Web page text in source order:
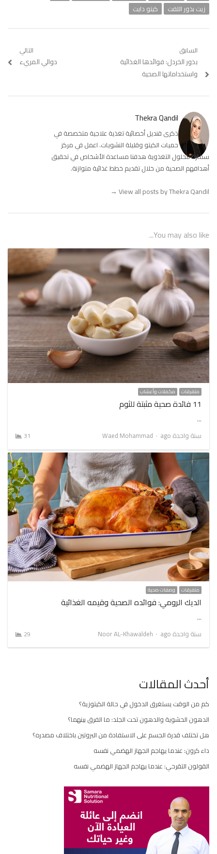
زيت بذور اللفت
كيتو دايت
تصفّح
المقالات
السابق
Previous
post:
بذور الخردل: فوائدها الغذائية
واستخداماتها الصحية
التالي
Next
دوالي المريء
Thekra Qandil
ذكرى قنديل أخصائية تغذية علاجية متخصصة في
حميات الكيتو وقليلة النشويات. اعمل في مركز
سمارة للحلول التغذوية هدفنا مساعدة الأشخاص في تحقيق
أهدافهم الصحية من خلال تقديم خطط غذائية متوازنة.
View all posts by Thekra Qandil
→
You may also like...
متفرقات مكملات وأعشاب
11 فائدة صحية مثبتة للثوم
…
سنة واحدة ago
Author
Waed Mohammad
31
متفرقات وصفات صحية
الديك الرومي: فوائده الصحية وقيمه الغذائية
…
سنة واحدة ago
Author
Noor AL-Khawaldeh
29
أحدث المقالات
كم من الوقت يستغرق الدخول في حالة الكيتوزية؟
الدهون الحشوية والدهون تحت الجلد: ما الفرق بينهما؟
هل تختلف قدرة الجسم على الاستفادة من البروتين باختلاف مصدره؟
داء كرون: عندما يهاجم الجهاز الهضمي نفسه
القولون التقرحي: عندما يهاجم الجهاز الهضمي نفسه